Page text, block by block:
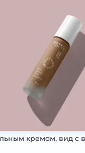
кремом, вид с